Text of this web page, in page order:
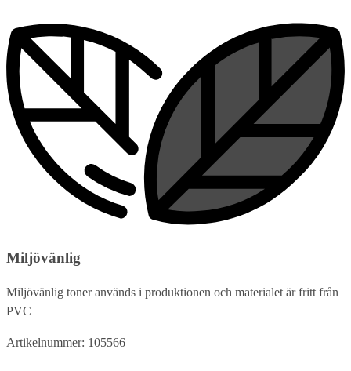
Miljövänlig
Miljövänlig toner används i produktionen och materialet är fritt från
PVC
Artikelnummer: 105566